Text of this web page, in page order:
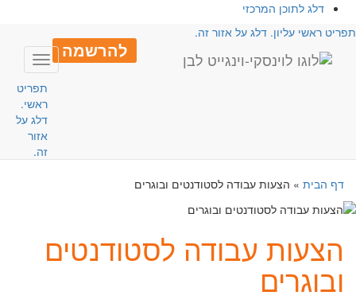
דלג לתוכן המרכזי
ראשי עליון. דלג על אזור זה.
להרשמה
Toggle
תפריט
ראשי.
דלג על
אזור
זה.
דף הבית» הצעות עבודה לסטודנטים ובוגרים
הצעות עבודה לסטודנטים
ובוגרים